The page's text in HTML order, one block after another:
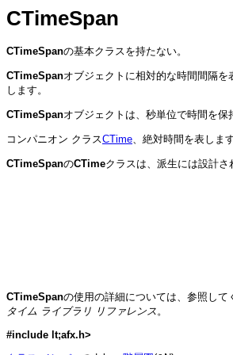
CTimeSpan
CTimeSpanの基本クラスを持たない。
CTimeSpanオブジェクトに相対的な時間間隔を
します。
CTimeSpanオブジェクトは、秒単位で時間を保
コンパニオン クラスCTime、絶対時間を表します
CTimeSpanのCTimeクラスは、派生には設計
CTimeSpanの使用の詳細については、参照して
タイム ライブラリ リファレンス。
#include lt;afx.h>